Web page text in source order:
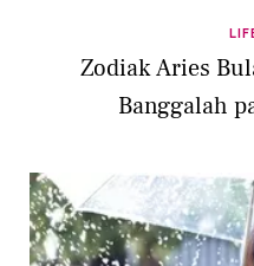
Zodiak Aries
Banggalah